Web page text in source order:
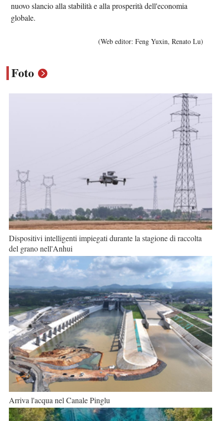
nuovo slancio alla stabilità e alla prosperità dell'economia
globale.
(Web editor: Feng Yuxin, Renato Lu)
Foto
Dispositivi intelligenti impiegati durante la stagione di raccolta
del grano nell'Anhui
Arriva l'acqua nel Canale Pinglu